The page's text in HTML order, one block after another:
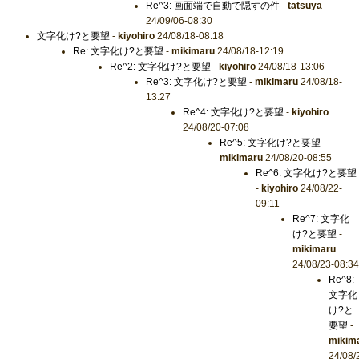
Re^3: 画面端で自動で隠すの件 -tatsuya
24/09/06-08:30
文字化け?と要望 - kiyohiro24/08/18-08:18
Re: 文字化け?と要望 -mikimaru 24/08/18-12:19
Re^2: 文字化け?と要望 - kiyohiro24/08/18-13:06
Re^3: 文字化け?と要望 -mikimaru 24/08/18-
13:27
Re^4: 文字化け?と要望 - kiyohiro
24/08/20-07:08
Re^5: 文字化け?と要望 -
mikimaru24/08/20-08:55
Re^6: 文字化け?と要望
- kiyohiro 24/08/22-
09:11
Re^7: 文字化
け?と要望 -
mikimaru
24/08/23-08:34
Re^8:
文字化
け?と
要望 -
24/08/